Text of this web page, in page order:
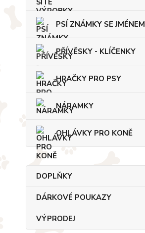
PSÍ ZNÁMKY SE JMÉNEM
PŘÍVĚSKY - KLÍČENKY
HRAČKY PRO PSY
NÁRAMKY
OHLÁVKY PRO KONĚ
DOPLŇKY
DÁRKOVÉ POUKAZY
VÝPRODEJ